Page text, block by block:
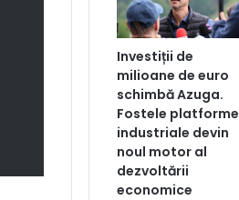
Investiții de
milioane de euro
schimbă Azuga.
Fostele platforme
industriale devin
noul motor al
dezvoltării
economice